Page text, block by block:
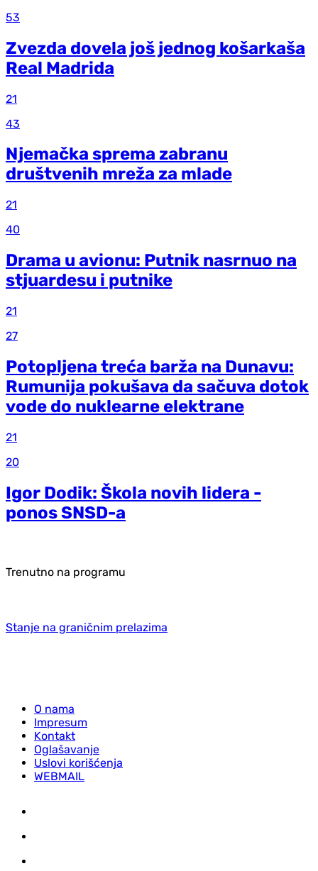
53
Zvezda dovela još jednog košarkaša
Real Madrida
21
43
Njemačka sprema zabranu
društvenih mreža za mlade
21
40
Drama u avionu: Putnik nasrnuo na
stjuardesu i putnike
21
27
Potopljena treća barža na Dunavu:
Rumunija pokušava da sačuva dotok
vode do nuklearne elektrane
21
20
Igor Dodik: Škola novih lidera -
ponos SNSD-a
Trenutno na programu
Stanje na graničnim prelazima
O nama
Impresum
Kontakt
Oglašavanje
Uslovi korišćenja
WEBMAIL